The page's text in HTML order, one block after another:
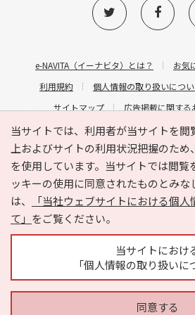
当サイトでは、利用者が当サイトを
上およびサイトの利用状況把握のため
を使用しています。当サイトでは閲覧
ッキーの使用に同意されたものとみな
は、
「当社ウェブサイトにおける個
て」 をご覧ください。
当サイトにおけ
「個人情報の取り扱いに
同意する
e-NAVITA（イーナビタ）とは？ お気
利用規約
個人情報の取り扱いにつ
サイトマップ
広告掲載に関する
サイトの内容に関するお問
Copyright © HYOJITO.Co.,Ltd. All